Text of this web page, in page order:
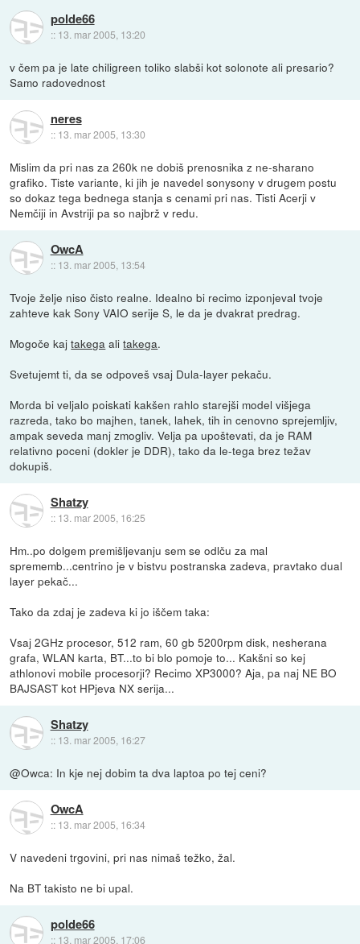
polde66
:: 13. mar 2005, 13:20
v čem pa je late chiligreen toliko slabši kot solonote ali presario?
Samo radovednost
neres
:: 13. mar 2005, 13:30
Mislim da pri nas za 260k ne dobiš prenosnika z ne-sharano
grafiko. Tiste variante, ki jih je navedel sonysony v drugem postu
so dokaz tega bednega stanja s cenami pri nas. Tisti Acerji v
Nemčiji in Avstriji pa so najbrž v redu.
OwcA
:: 13. mar 2005, 13:54
Tvoje želje niso čisto realne. Idealno bi recimo izponjeval tvoje
zahteve kak Sony VAIO serije S, le da je dvakrat predrag.
Mogoče kajtakega alitakega.
Svetujemt ti, da se odpoveš vsaj Dula-layer pekaču.
Morda bi veljalo poiskati kakšen rahlo starejši model višjega
razreda, tako bo majhen, tanek, lahek, tih in cenovno sprejemljiv,
ampak seveda manj zmogliv. Velja pa upoštevati, da je RAM
relativno poceni (dokler je DDR), tako da le-tega brez težav
dokupiš.
Shatzy
:: 13. mar 2005, 16:25
Hm..po dolgem premišljevanju sem se odlču za mal
sprememb...centrino je v bistvu postranska zadeva, pravtako dual
layer pekač...
Tako da zdaj je zadeva ki jo iščem taka:
Vsaj 2GHz procesor, 512 ram, 60 gb 5200rpm disk, nesherana
grafa, WLAN karta, BT...to bi blo pomoje to... Kakšni so kej
athlonovi mobile procesorji? Recimo XP3000? Aja, pa naj NE BO
BAJSAST kot HPjeva NX serija...
Shatzy
:: 13. mar 2005, 16:27
@Owca: In kje nej dobim ta dva laptoa po tej ceni?
OwcA
:: 13. mar 2005, 16:34
V navedeni trgovini, pri nas nimaš težko, žal.
Na BT takisto ne bi upal.
polde66
:: 13. mar 2005, 17:06